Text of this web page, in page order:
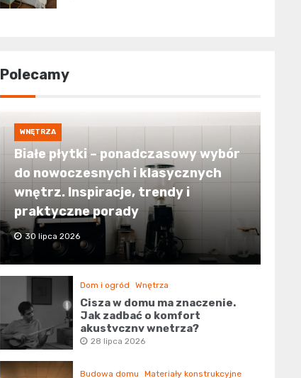
Polecamy
WNĘTRZA
Białe płytki – ponadczasowy wybór
do nowoczesnych i klasycznych
wnętrz. Inspiracje, trendy i
praktyczne porady
30 lipca 2026
Dom i ogród Wnętrza
Cisza w domu ma znaczenie.
Jak zadbać o komfort
akustyczny wnętrza?
28 lipca 2026
Budowa domu Materiały konstrukcyjne